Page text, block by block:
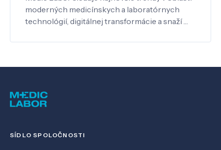
moderných medicínskych a laboratórnych
technológií, digitálnej transformácie a snaží …
SÍDLO SPOLOČNOSTI